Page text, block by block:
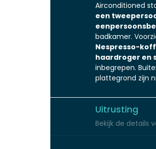
Airconditioned
een
badkamer.
Nespresso-
haardroger en
inbegrepen.
plattegrond zijn
Uitrusting
Bekijk de details